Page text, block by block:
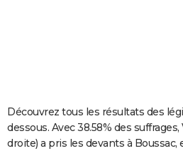
Carte de Noël
Carte Bonne année
Carte Saint-Valentin
Carte Pâques
Carte d'anniversaire
DICTIONNAIRE
Découvrez tous les résultats des
dessous. Avec 38.58% des
droite) a pris les devants à Boussac,